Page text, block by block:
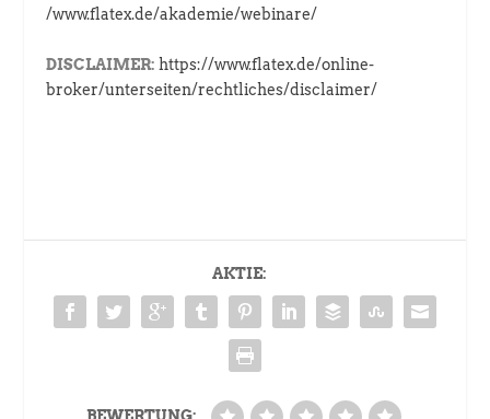
/www.flatex.de/akademie/webinare/
DISCLAIMER: https://www.flatex.de/online-
broker/unterseiten/rechtliches/disclaimer/
AKTIE: